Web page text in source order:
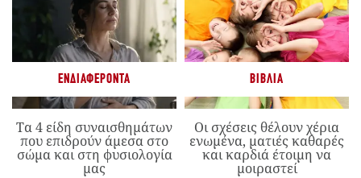
ΕΝΔΙΑΦΈΡΟΝΤΑ
Τα 4 είδη συναισθημάτων
που επιδρούν άμεσα στο
σώμα και στη φυσιολογία
μας
ΒΙΒΛΊΑ
Οι σχέσεις θέλουν χέρια
ενωμένα, ματιές καθαρές
και καρδιά έτοιμη να
μοιραστεί